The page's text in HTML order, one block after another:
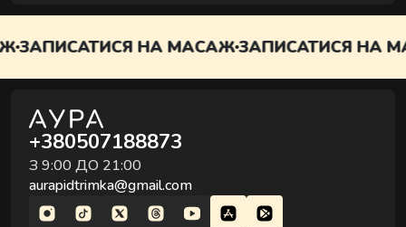
НА МАСАЖЗАПИСАТИСЯ НА
+380507188873
З 9:00 ДО 21:00
aurapidtrimka@gmail.com